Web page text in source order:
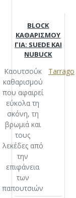
BLOCK
ΚΑΘΑΡΙΣΜΟΥ
ΓΙΑ: SUEDE ΚΑΙ
NUBUCK
Καουτσούκ
καθαρισμού
που αφαιρεί
εύκολα τη
σκόνη, τη
βρωμιά και
τους
λεκέδες από
την
επιφάνεια
των
παπουτσιών
Tarrago